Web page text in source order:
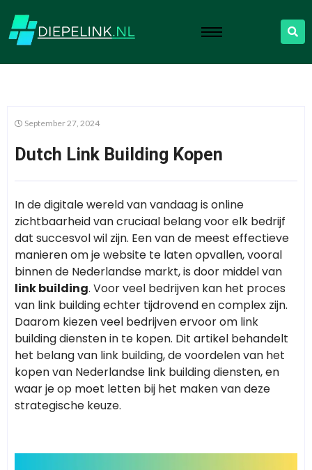
September 27, 2024
Dutch Link Building Kopen
In de digitale wereld van vandaag is online
zichtbaarheid van cruciaal belang voor elk bedrijf
dat succesvol wil zijn. Een van de meest effectieve
manieren om je website te laten opvallen, vooral
binnen de Nederlandse markt, is door middel van
link building. Voor veel bedrijven kan het proces
van link building echter tijdrovend en complex zijn.
Daarom kiezen veel bedrijven ervoor om link
building diensten in te kopen. Dit artikel behandelt
het belang van link building, de voordelen van het
kopen van Nederlandse link building diensten, en
waar je op moet letten bij het maken van deze
strategische keuze.